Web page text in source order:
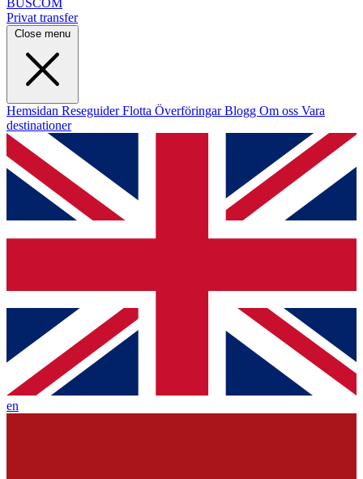
BUSCOM
Privat transfer
Close menu
Hemsidan ReseguiderFlotta ÖverföringarBlogg Om oss Vara
destinationer
en